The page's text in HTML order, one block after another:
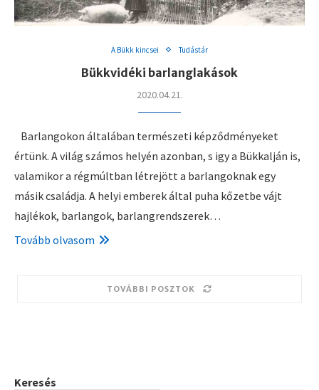
A Bükk kincsei Tudástár
Bükkvidéki barlanglakások
2020.04.21.
Barlangokon általában természeti képződményeket
értünk. A világ számos helyén azonban, s igy a Bükkalján is,
valamikor a régmúltban létrejött a barlangoknak egy
másik családja. A helyi emberek által puha kőzetbe vájt
hajlékok, barlangok, barlangrendszerek…
Tovább olvasom
TOVÁBBI POSZTOK
Keresés